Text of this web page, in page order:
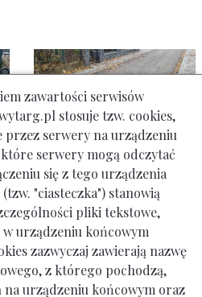
ul. Krzywa 1, tel. 18 261 12 00
zawartości serwisów
stosuje tzw. cookies,
serwery na urządzeniu
serwery mogą odczytać
się z tego urządzenia
"ciasteczka") stanowią
pliki tekstowe,
urządzeniu końcowym
zazwyczaj zawierają nazwę
z którego pochodzą,
na urządzeniu końcowym oraz